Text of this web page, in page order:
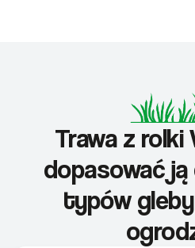
Trawa z rolki
dopasować
typów